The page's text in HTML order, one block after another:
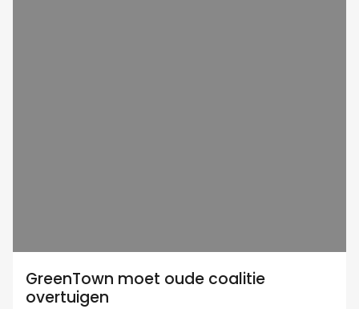
GreenTown moet oude coalitie
overtuigen